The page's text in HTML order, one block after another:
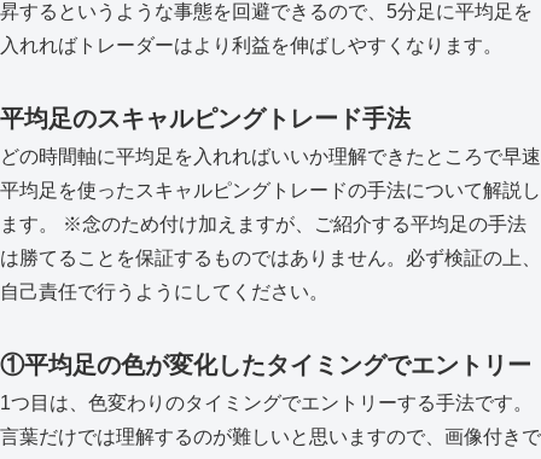
昇するというような事態を回避できるので、5分足に平均足を
入れればトレーダーはより利益を伸ばしやすくなります。
平均足のスキャルピングトレード手法
どの時間軸に平均足を入れればいいか理解できたところで早速
平均足を使ったスキャルピングトレードの手法について解説し
ます。 ※念のため付け加えますが、ご紹介する平均足の手法
は勝てることを保証するものではありません。必ず検証の上、
自己責任で行うようにしてください。
①平均足の色が変化したタイミングでエントリー
1つ目は、色変わりのタイミングでエントリーする手法です。
言葉だけでは理解するのが難しいと思いますので、画像付きで